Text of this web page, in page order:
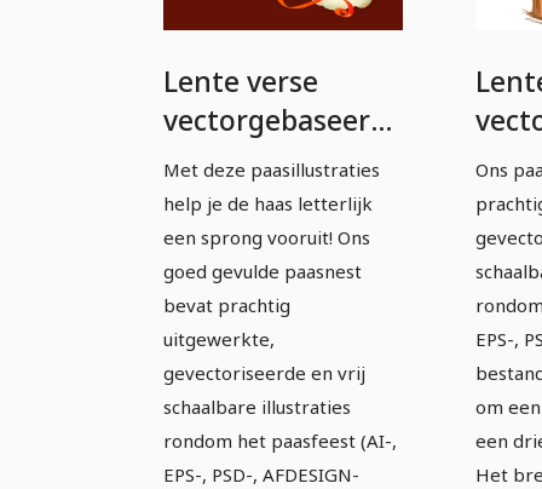
Lente verse
vectorgebaseerde
Paasillustraties -
3
Met deze paasillustraties
help je de haas letterlijk
een sprong vooruit! Ons
goed gevulde paasnest
bevat prachtig
uitgewerkte,
gevectoriseerde en vrij
schaalbare illustraties
rondom het paasfeest (AI-,
EPS-, PSD-, AFDESIGN-
4
Ons
EPS-,
om
een
Het